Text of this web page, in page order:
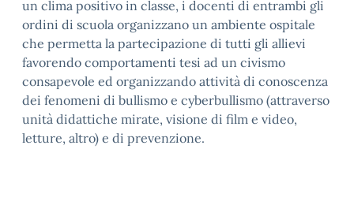
un clima positivo in classe, i docenti di entrambi gli
ordini di scuola organizzano un ambiente ospitale
che permetta la partecipazione di tutti gli allievi
favorendo comportamenti tesi ad un civismo
consapevole ed organizzando attività di conoscenza
dei fenomeni di bullismo e cyberbullismo (attraverso
unità didattiche mirate, visione di film e video,
letture, altro) e di prevenzione.